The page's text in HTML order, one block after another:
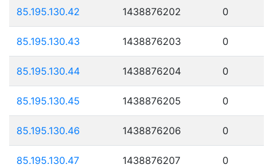
85.195.130.42 1438876202 0
85.195.130.43 1438876203 0
85.195.130.44 1438876204 0
85.195.130.45 1438876205 0
85.195.130.46 1438876206 0
85.195.130.47 1438876207 0